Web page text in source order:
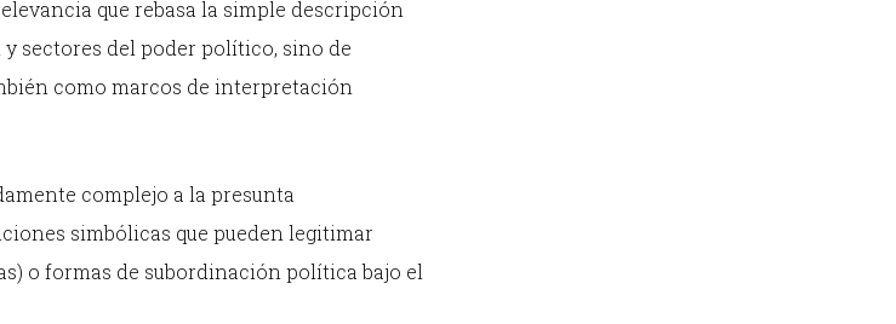
que rebasa la simple descripción
sectores del poder político, sino de
como marcos de interpretación
complejo a la presunta
simbólicas que pueden legitimar
o formas de subordinación política bajo el